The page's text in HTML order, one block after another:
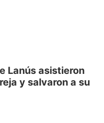
Lanús asistieron
y salvaron a su